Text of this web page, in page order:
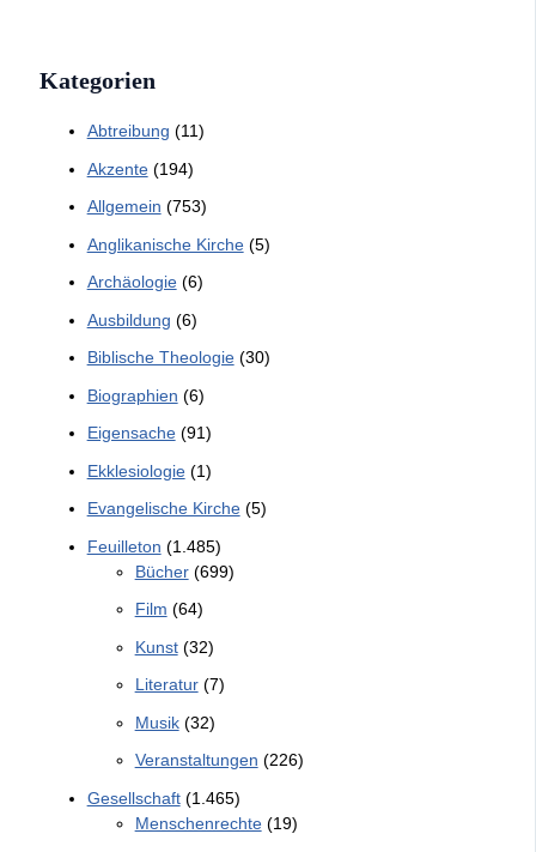
Kategorien
Abtreibung (11)
Akzente(194)
Allgemein (753)
Anglikanische Kirche(5)
Archäologie(6)
Ausbildung (6)
Biblische Theologie(30)
Biographien (6)
Eigensache(91)
Ekklesiologie(1)
Evangelische Kirche(5)
Feuilleton (1.485)
Bücher(699)
Film (64)
Kunst(32)
Literatur(7)
Musik(32)
Veranstaltungen (226)
Gesellschaft(1.465)
Menschenrechte(19)